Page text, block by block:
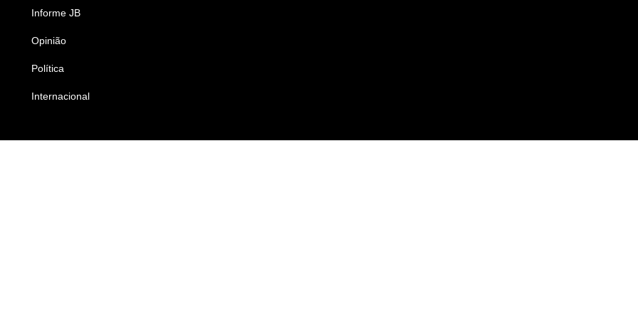
Informe JB
Opinião
Política
Internacional